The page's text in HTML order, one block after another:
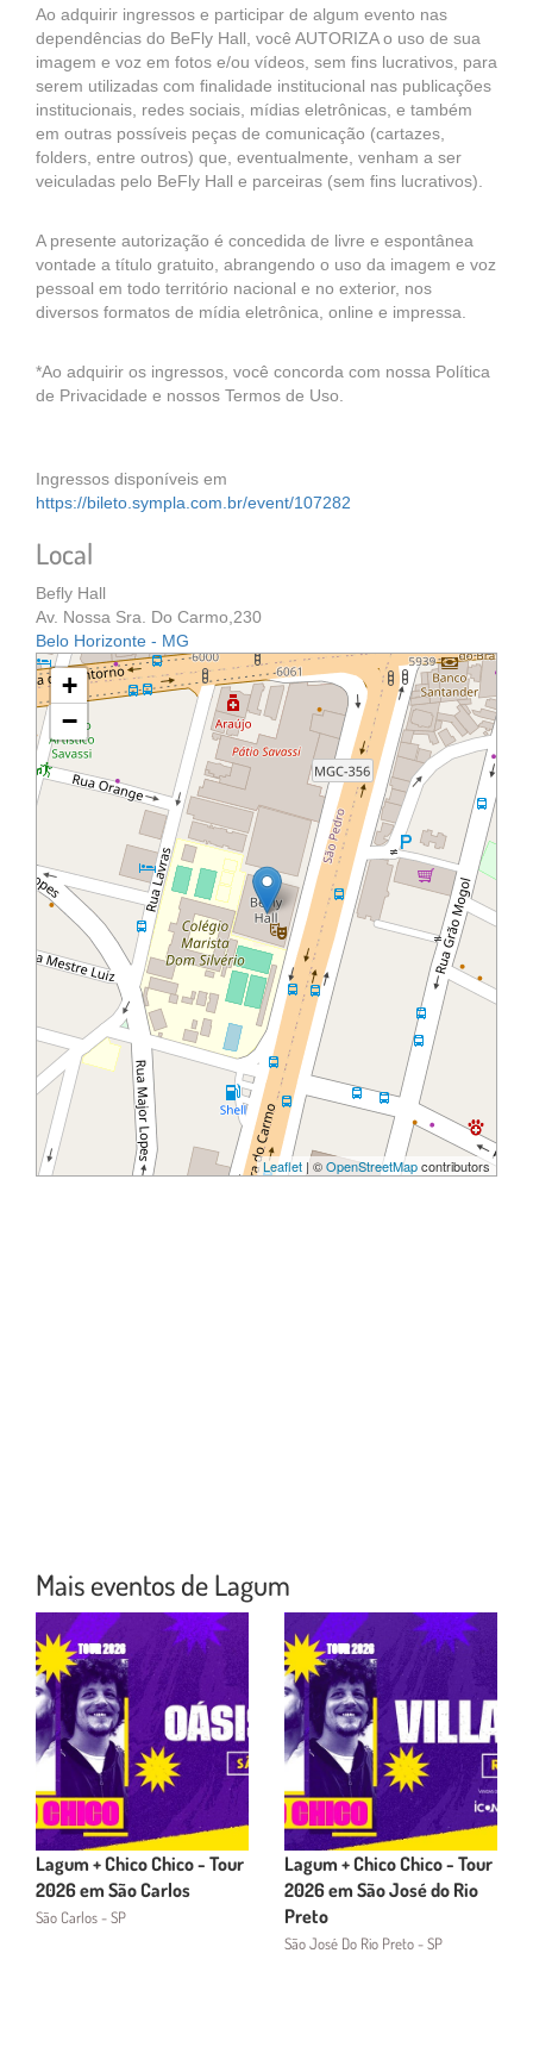
Ao adquirir ingressos e participar de algum evento nas
dependências do BeFly Hall, você AUTORIZA o uso de sua
imagem e voz em fotos e/ou vídeos, sem fins lucrativos, para
serem utilizadas com finalidade institucional nas publicações
institucionais, redes sociais, mídias eletrônicas, e também
em outras possíveis peças de comunicação (cartazes,
folders, entre outros) que, eventualmente, venham a ser
veiculadas pelo BeFly Hall e parceiras (sem fins lucrativos).
A presente autorização é concedida de livre e espontânea
vontade a título gratuito, abrangendo o uso da imagem e voz
pessoal em todo território nacional e no exterior, nos
diversos formatos de mídia eletrônica, online e impressa.
*Ao adquirir os ingressos, você concorda com nossa Política
de Privacidade e nossos Termos de Uso.
Ingressos disponíveis em
https://bileto.sympla.com.br/event/107282
Local
Befly Hall
Av. Nossa Sra. Do Carmo,230
Belo Horizonte - MG
+
−
Leaflet | ©OpenStreetMapcontributors
Mais eventos de Lagum
Lagum + Chico Chico - Tour
2026 em São Carlos
São Carlos - SP
Lagum + Chico Chico - Tour
2026 em São José do Rio
Preto
São José Do Rio Preto - SP